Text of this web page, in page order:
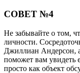
СОВЕТ №4
Не забывайте о том,
личности.
Джиллиан Андерсон,
поможет вам увидеть
просто как объект